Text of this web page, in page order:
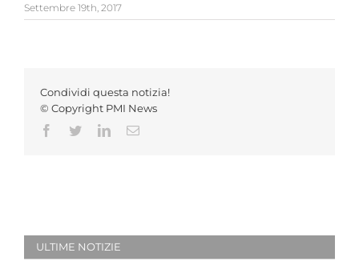
Settembre 19th, 2017
Condividi questa notizia!
© Copyright PMI News
Facebook
TwitterLinkedInEmail
ULTIME NOTIZIE